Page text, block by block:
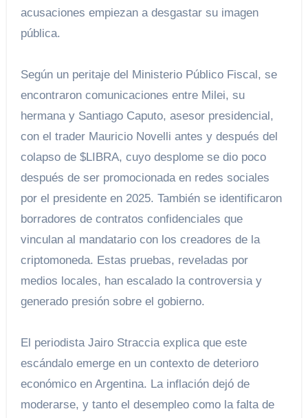
acusaciones empiezan a desgastar su imagen
pública.
Según un peritaje del Ministerio Público Fiscal, se
encontraron comunicaciones entre Milei, su
hermana y Santiago Caputo, asesor presidencial,
con el trader Mauricio Novelli antes y después del
colapso de $LIBRA, cuyo desplome se dio poco
después de ser promocionada en redes sociales
por el presidente en 2025. También se identificaron
borradores de contratos confidenciales que
vinculan al mandatario con los creadores de la
criptomoneda. Estas pruebas, reveladas por
medios locales, han escalado la controversia y
generado presión sobre el gobierno.
El periodista Jairo Straccia explica que este
escándalo emerge en un contexto de deterioro
económico en Argentina. La inflación dejó de
moderarse, y tanto el desempleo como la falta de